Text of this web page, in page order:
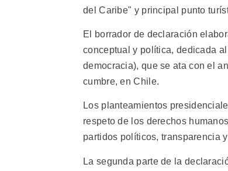
del Caribe" y principal punto
El borrador de declaración
conceptual y política, dedicada
democracia), que se ata con el
cumbre, en Chile.
Los planteamientos
respeto de los derechos
partidos políticos, transparencia
La segunda parte de la